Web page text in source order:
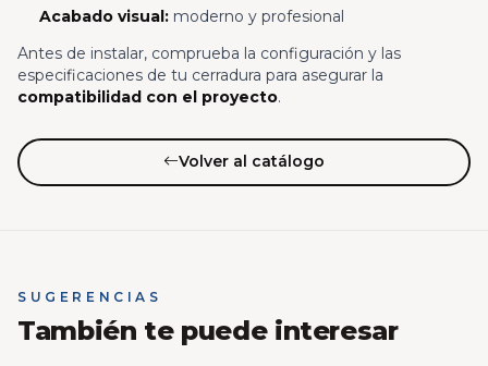
Acabado visual:moderno y profesional
Antes de instalar, comprueba la configuración y las
especificaciones de tu cerradura para asegurar la
compatibilidad con el proyecto.
Volver al catálogo
SUGERENCIAS
También te puede interesar